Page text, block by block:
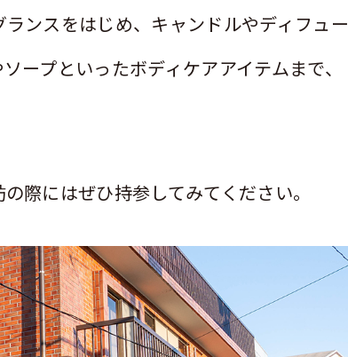
ンスをはじめ、キャンドルやディフュー
ープといったボディケアアイテムまで、
際にはぜひ持参してみてください。